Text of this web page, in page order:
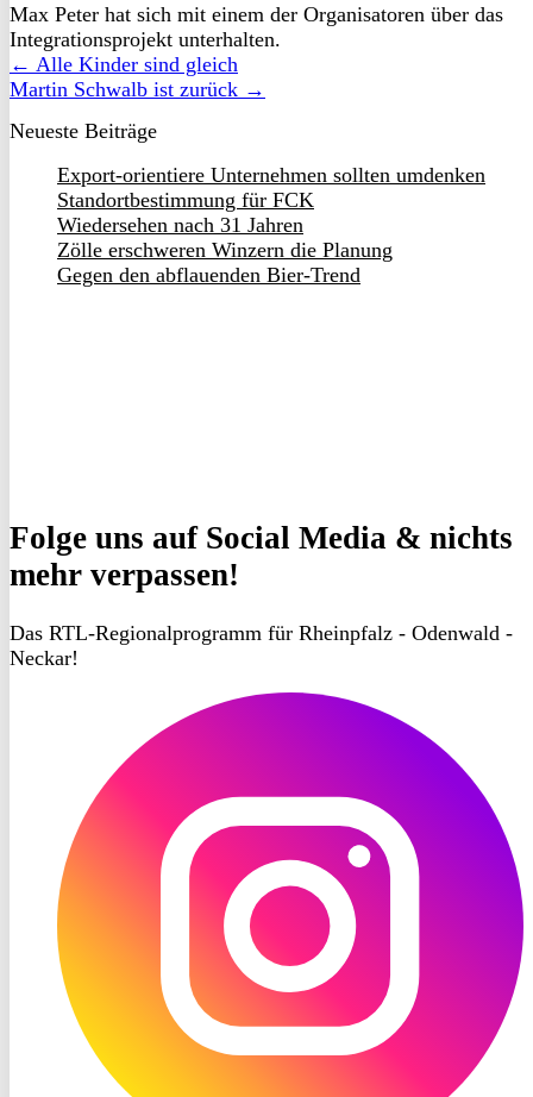
Max Peter hat sich mit einem der Organisatoren über das
Integrationsprojekt unterhalten.
← Alle Kinder sind gleich
Martin Schwalb ist zurück →
Neueste Beiträge
Export-orientiere Unternehmen sollten umdenken
Standortbestimmung für FCK
Wiedersehen nach 31 Jahren
Zölle erschweren Winzern die Planung
Gegen den abflauenden Bier-Trend
Folge uns auf Social Media & nichts
mehr verpassen!
Das RTL-Regionalprogramm für Rheinpfalz - Odenwald -
Neckar!
Instagram